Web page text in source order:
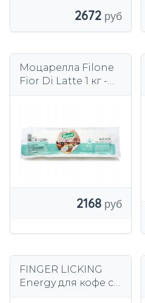
2672
Моцарелла Filone
Fior Di Latte 1 кг -
2168
FINGER LICKING
Energy для кофе с